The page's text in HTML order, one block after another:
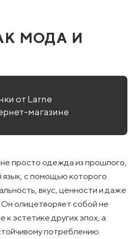
МОДА И
от Larne
магазине
просто одежда из прошлого,
с помощью которого
вкус, ценности и даже
Он олицетворяет собой не
к эстетике других эпох, а
потреблению.